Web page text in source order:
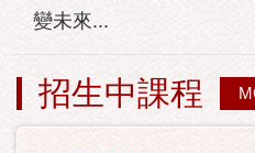
變未來...
招生中課程